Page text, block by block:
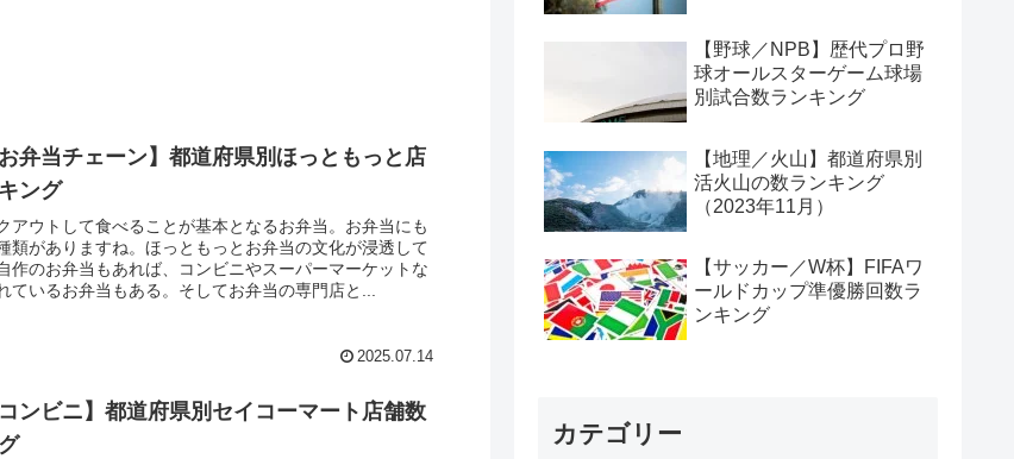
お弁当チェーン】都道府県別ほっともっと店
ング
アウトして食べることが基本となるお弁当。お弁当にも
類がありますね。ほっともっとお弁当の文化が浸透して
作のお弁当もあれば、コンビニやスーパーマーケットな
ているお弁当もある。そしてお弁当の専門店と...
2025.07.14
コンビニ】都道府県別セイコーマート店舗数
【野球／NPB】歴代プロ野
球オールスターゲーム球場
別試合数ランキング
【地理／火山】都道府県別
活火山の数ランキング
（2023年11月）
【サッカー／W杯】FIFAワ
ールドカップ準優勝回数ラ
ンキング
カテゴリー